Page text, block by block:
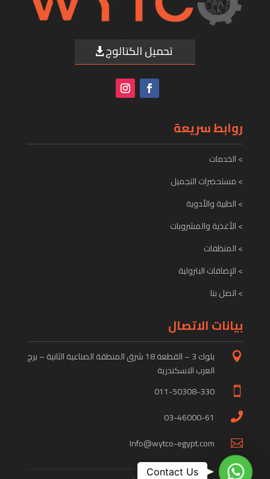
تحميل الكتالوج
روابط سريعة
> الخدمات
> مستحضرات التجميل
> الطبية والأدوية
> الأغذية والمشروبات
> المنظفات
> الإضافات البترولية
> اتصل بنا
بيانات الاتصال

بلوك 3 – القطعة 18 شرق المنطقة الصناعية الثانية – برج
العرب الاسكندرية

011-50308-330

03-46000-61

Info@wytco-egypt.com
WhatsApp
Contact Us